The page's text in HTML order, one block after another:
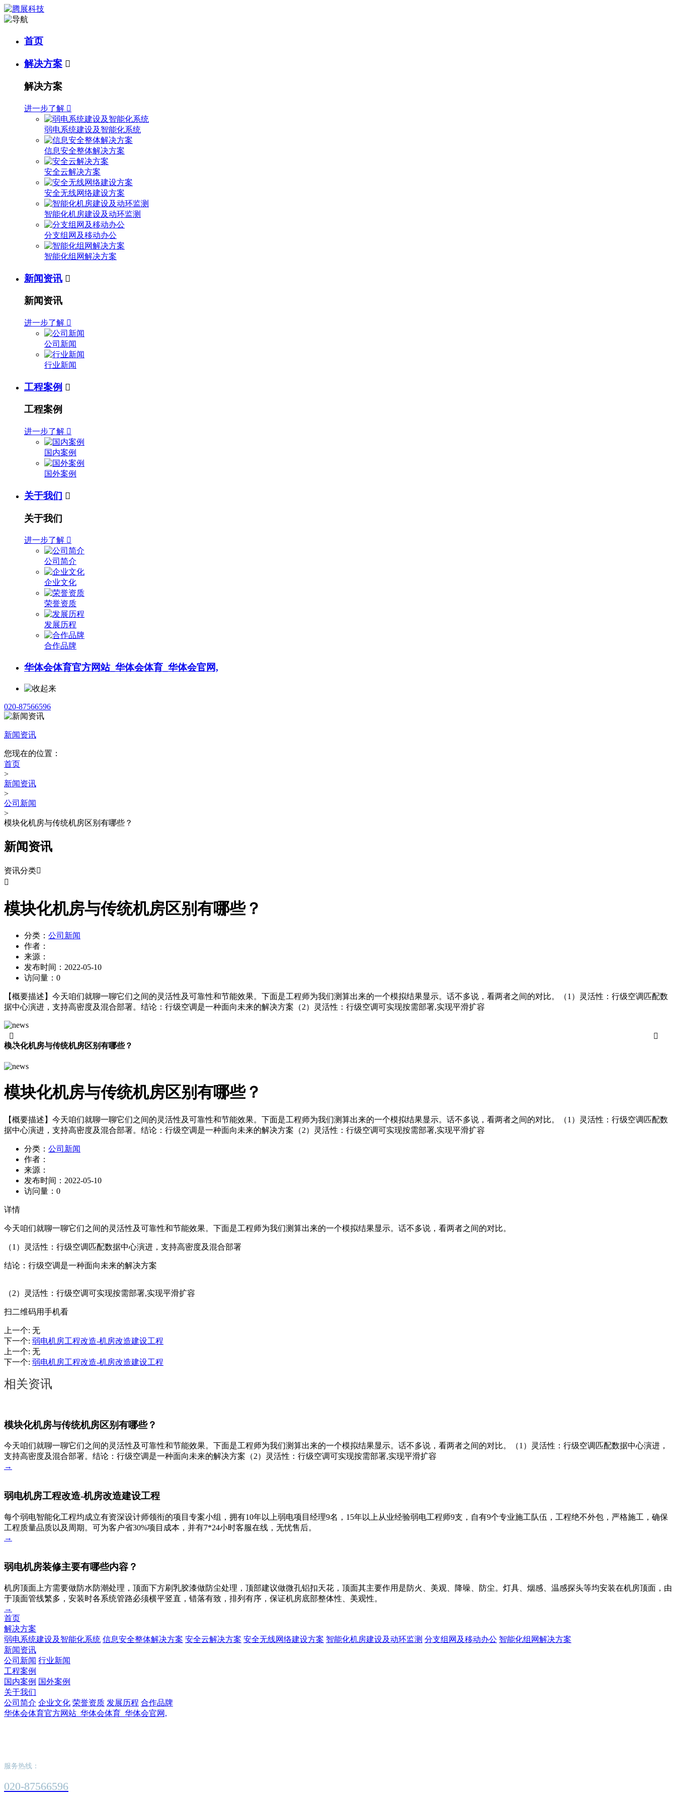
首页
解决方案 
解决方案
进一步了解 
弱电系统建设及智能化系统
信息安全整体解决方案
安全云解决方案
安全无线网络建设方案
智能化机房建设及动环监测
分支组网及移动办公
智能化组网解决方案
新闻资讯 
新闻资讯
进一步了解 
公司新闻
行业新闻
工程案例 
工程案例
进一步了解 
国内案例
国外案例
关于我们 
关于我们
进一步了解 
公司简介
企业文化
荣誉资质
发展历程
合作品牌
华体会体育官方网站_华体会体育_华体会官网,
020-87566596
新闻资讯
您现在的位置：
首页
>
新闻资讯
>
公司新闻
>
模块化机房与传统机房区别有哪些？
新闻资讯
资讯分类

模块化机房与传统机房区别有哪些？
分类： 公司新闻
作者：
来源：
发布时间： 2022-05-10
访问量： 0
【概要描述】 今天咱们就聊一聊它们之间的灵活性及可靠性和节能效果。下面是工程师为我们测算出来的一个模拟结果显示。话不多说，看两者之间的对比。（1）灵活性：行级空调匹配数
据中心演进，支持高密度及混合部署。结论：行级空调是一种面向未来的解决方案（2）灵活性：行级空调可实现按需部署,实现平滑扩容
模块化机房与传统机房区别有哪些？


模块化机房与传统机房区别有哪些？
【概要描述】 今天咱们就聊一聊它们之间的灵活性及可靠性和节能效果。下面是工程师为我们测算出来的一个模拟结果显示。话不多说，看两者之间的对比。（1）灵活性：行级空调匹配数
据中心演进，支持高密度及混合部署。结论：行级空调是一种面向未来的解决方案（2）灵活性：行级空调可实现按需部署,实现平滑扩容
分类： 公司新闻
作者：
来源：
发布时间： 2022-05-10
访问量： 0
详情
今天咱们就聊一聊它们之间的灵活性及可靠性和节能效果。下面是工程师为我们测算出来的一个模拟结果显示。话不多说，看两者之间的对比。
（1）灵活性：行级空调匹配数据中心演进，支持高密度及混合部署
结论：行级空调是一种面向未来的解决方案
（2）灵活性：行级空调可实现按需部署,实现平滑扩容
扫二维码用手机看
上一个: 无
下一个: 弱电机房工程改造-机房改造建设工程
上一个: 无
下一个: 弱电机房工程改造-机房改造建设工程
相关资讯
模块化机房与传统机房区别有哪些？
今天咱们就聊一聊它们之间的灵活性及可靠性和节能效果。下面是工程师为我们测算出来的一个模拟结果显示。话不多说，看两者之间的对比。（1）灵活性：行级空调匹配数据中心演进，
支持高密度及混合部署。结论：行级空调是一种面向未来的解决方案（2）灵活性：行级空调可实现按需部署,实现平滑扩容
→
弱电机房工程改造-机房改造建设工程
每个弱电智能化工程均成立有资深设计师领衔的项目专案小组，拥有10年以上弱电项目经理9名，15年以上从业经验弱电工程师9支，自有9个专业施工队伍，工程绝不外包，严格施工，确保
工程质量品质以及周期。可为客户省30%项目成本，并有7*24小时客服在线，无忧售后。
→
弱电机房装修主要有哪些内容？
机房顶面上方需要做防水防潮处理，顶面下方刷乳胶漆做防尘处理，顶部建议做微孔铝扣天花，顶面其主要作用是防火、美观、降噪、防尘。灯具、烟感、温感探头等均安装在机房顶面，由
于顶面管线繁多，安装时各系统管路必须横平竖直，错落有致，排列有序，保证机房底部整体性、美观性。
→
首页
解决方案
弱电系统建设及智能化系统 信息安全整体解决方案 安全云解决方案 安全无线网络建设方案 智能化机房建设及动环监测 分支组网及移动办公 智能化组网解决方案
新闻资讯
公司新闻 行业新闻
工程案例
国内案例 国外案例
关于我们
公司简介 企业文化 荣誉资质 发展历程 合作品牌
华体会体育官方网站_华体会体育_华体会官网,
服务热线：
020-87566596